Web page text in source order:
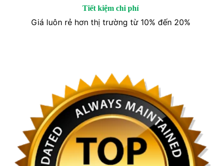
Tiết kiệm chi phí
Giá luôn rẻ hơn thị trường từ 10% đến 20%